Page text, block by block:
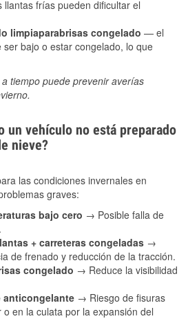
llantas frías pueden dificultar el
limpiaparabrisas congelado — el
bajo o estar congelado, lo que
tiempo puede prevenir averías
un vehículo no está preparado
nieve?
las condiciones invernales en
graves:
bajo cero → Posible falla de
+ carreteras congeladas →
de frenado y reducción de la tracción.
congelado → Reduce la visibilidad
anticongelante → Riesgo de fisuras
en la culata por la expansión del